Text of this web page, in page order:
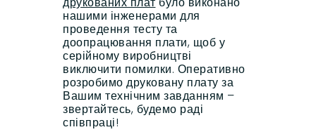
нашими інженерами для
проведення тесту та
доопрацювання плати, щоб у
серійному виробництві
виключити помилки. Оперативно
розробимо друковану плату за
Вашим технічним завданням –
звертайтесь, будемо раді
співпраці!